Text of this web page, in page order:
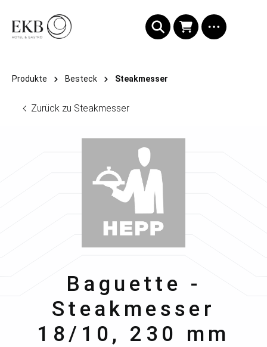
Produkte Besteck Steakmesser
Zurück zu Steakmesser
Hepp
Baguette -
Steakmesser
18/10, 230 mm